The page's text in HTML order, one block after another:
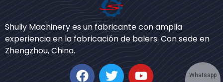
Shuliy Machinery es un fabricante con amplia
experiencia en la fabricación de balers. Con sede en
Zhengzhou, China.
German
Japanese
Whatsapp